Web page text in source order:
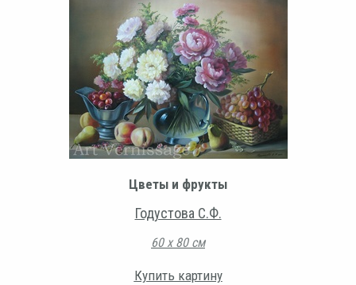
Цветы и фрукты
Годустова С.Ф.
60 х 80 см
Купить картину